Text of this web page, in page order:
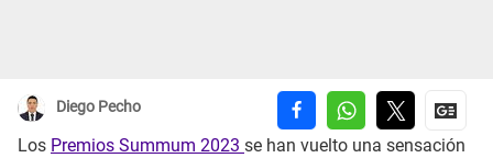
Diego Pecho
Los Premios Summum 2023 se han vuelto una sensación